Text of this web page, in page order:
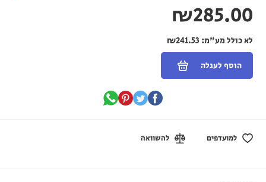
₪285.00
לא כולל מע"מ:₪241.53
הוסף לעגלה
למועדפים להשוואה